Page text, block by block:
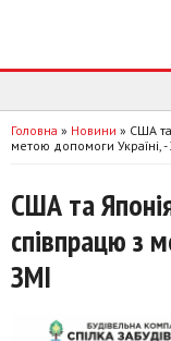
Головна » Новини » США
метою допомоги Україні, -
США та
співпрацю з
ЗМІ